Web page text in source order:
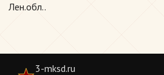
Лен.обл..
3-mksd.ru